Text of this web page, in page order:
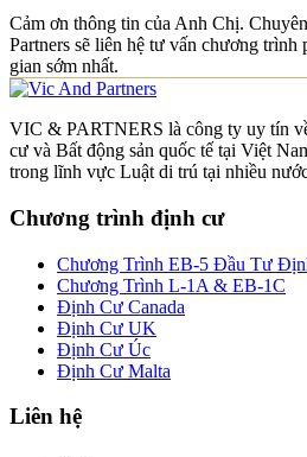
Cảm ơn thông tin của Anh Chị.
Partners sẽ liên hệ tư vấn chương
gian sớm nhất.
VIC & PARTNERS là công ty uy tín
cư và Bất động sản quốc tế tại Việt
trong lĩnh vực Luật di trú tại nhiều
Chương trình định cư
Chương Trình EB-5 Đầu Tư
Chương Trình L-1A & EB-1C
Định Cư Canada
Định Cư UK
Định Cư Úc
Định Cư Malta
Liên hệ